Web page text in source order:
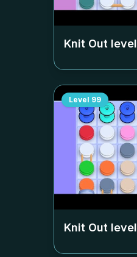
Knit Out level
Level 99
Knit Out level